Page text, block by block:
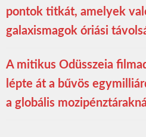
pontok titkát, amelyek
galaxismagok óriási
A mitikus Odüsszeia
lépte át a bűvös
a globális mozipénztáraknál